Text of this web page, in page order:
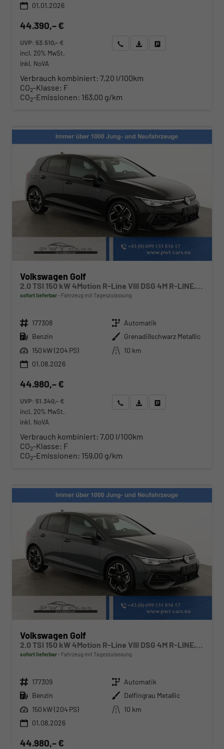
01.01.2026
44.390,– €
UVP: 53.510,– €
incl. 20% MwSt.
inkl. NoVA
Wir rufen Sie anAngebot drucken (PDF)
Verbrauch kombiniert: 7,20 l/100km
CO2-Klasse: F
CO2-Emissionen: 163,00 g/km
Volkswagen Golf
2.0 TSI 150 kW 4Motion R-Line VIII DSG 4M R-LINE, LED-Plus, 18-Zoll, Side, Kamera, Winter, 3 J.-Garantie
sofort lieferbar Fahrzeug mit Tageszulassung
Fahrzeugnr. 177308 Getriebe Automatik
Kraftstoff Benzin Außenfarbe Grenadillschwarz Metallic
Leistung 150 kW (204 PS) Kilometerstand
10 km
01.08.2026
44.980,– €
UVP: 51.340,– €
incl. 20% MwSt.
inkl. NoVA
Wir rufen Sie anAngebot drucken (PDF)
Verbrauch kombiniert: 7,00 l/100km
CO2-Klasse: F
CO2-Emissionen: 159,00 g/km
Volkswagen Golf
2.0 TSI 150 kW 4Motion R-Line VIII DSG 4M R-LINE, LED-Plus, 18-Zoll, Side, Kamera, Winter, 3 J.-Garantie
sofort lieferbar Fahrzeug mit Tageszulassung
Fahrzeugnr. 177309 Getriebe Automatik
Kraftstoff Benzin Außenfarbe Delfingrau Metallic
Leistung 150 kW (204 PS) Kilometerstand
10 km
01.08.2026
44.980,– €